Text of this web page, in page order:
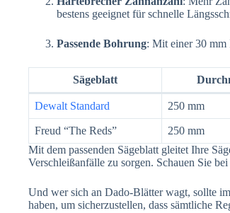
bestens geeignet für schnelle
Passende Bohrung: Mit einer 30
Sägeblatt
Dewalt Standard 250 mm
Freud “The Reds” 250 mm
Mit dem passenden Sägeblatt gleitet Ihre
Verschleißanfälle zu sorgen. Schauen Sie bei
Und wer sich an Dado-Blätter wagt, sollte
haben, um sicherzustellen, dass sämtliche